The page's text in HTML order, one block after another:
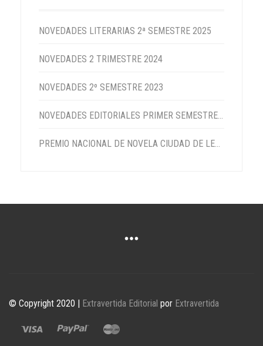
NOVEDADES LITERARIAS 2ª SEMESTRE 2025
NOVEDADES 2 TRIMESTRE 2024
NOVEDADES 2º SEMESTRE 2023
© Copyright 2020 | Extravertida Editorial por Extravertida